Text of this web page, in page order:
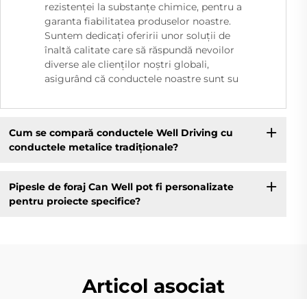
rezistenței la substanțe chimice, pentru a
garanta fiabilitatea produselor noastre.
Suntem dedicați oferirii unor soluții de
înaltă calitate care să răspundă nevoilor
diverse ale clienților noștri globali,
asigurând că conductele noastre sunt su
Cum se compară conductele Well Driving cu
conductele metalice tradiționale?
Pipesle de foraj Can Well pot fi personalizate
pentru proiecte specifice?
Articol asociat